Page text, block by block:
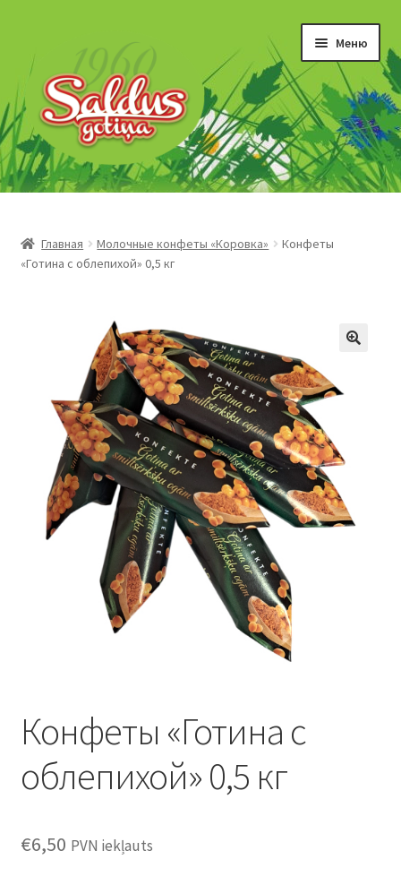
навигации
содержимому
Меню
“Gotiņas”
Īriss un šerberts
Šokolādes produkti
Konditoreja
Главная Молочные конфеты «Коровка»
Конфеты
«Готина с облепихой» 0,5 кг
Конфеты «Готина с
облепихой» 0,5 кг
€6,50 PVN iekļauts